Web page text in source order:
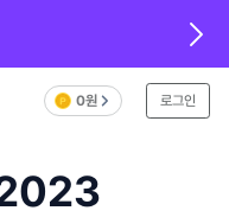
0원 로그인
2023